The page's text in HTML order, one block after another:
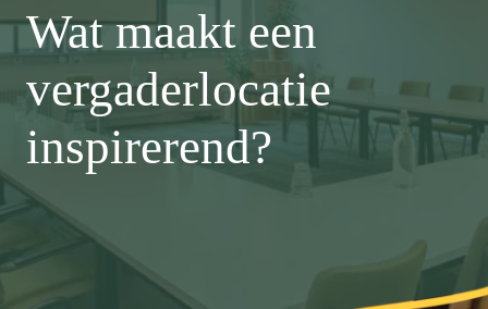
Wat maakt een
vergaderlocatie
inspirerend?